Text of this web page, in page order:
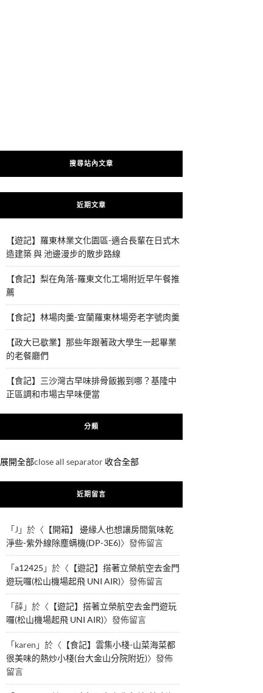
搜尋站內文章
近期文章
【遊記】羅東林業文化園區-適合長輩在日式木
造建築 與 池邊漫步的散步路線
【食記】梨在角落-羅東文化工場附近早午餐推
薦
【食記】林場肉羹-宜蘭羅東林場旁老字號肉羹
【政大已歇業】那些年跟著政大學生一起畢業
的老餐廳們
【食記】三沙灣古早味排骨飯搬到哪？基隆中
正區調和市場古早味便當
分類
展開全部close all separator 收合全部
近期留言
「J 」於〈 【開箱】 邊緣人也想讓房間氣味乾
淨些-紫外線除塵螨機(DP-3E6)〉發佈留言
「a12425 」於〈 【遊記】搭著立榮航空去金門
遊玩囉(松山機場起飛 UNI AIR)〉發佈留言
「薛」於〈 【遊記】搭著立榮航空去金門遊玩
囉(松山機場起飛 UNI AIR)〉發佈留言
「karen 」於〈 【食記】雲集小棧-山菜海菜都
很美味的熱炒小棧(台大金山分院附近)〉發佈
留言